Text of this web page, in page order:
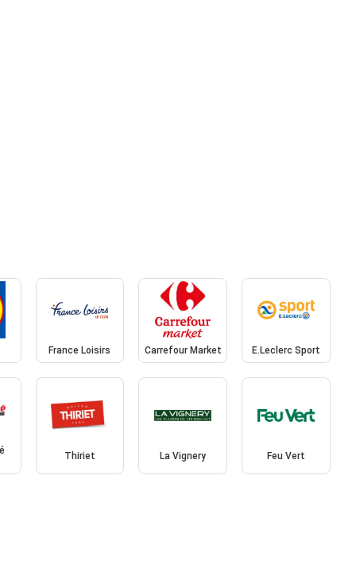
France Loisirs Carrefour Market E.Leclerc Sport
Thiriet La Vignery Feu Vert